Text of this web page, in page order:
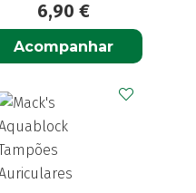
6,90 €
Acompanhar